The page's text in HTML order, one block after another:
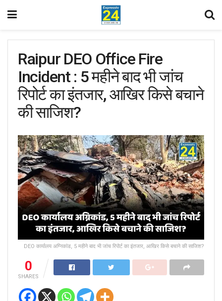
Raipur DEO Office Fire
Incident : 5 महीने बाद भी जांच
रिपोर्ट का इंतजार, आखिर किसे बचाने
की साजिश?
DEO कार्यालय अग्निकांड, 5 महीने बाद भी जांच रिपोर्ट का इंतजार, आखिर किसे बचाने की साजिश?
0
SHARES